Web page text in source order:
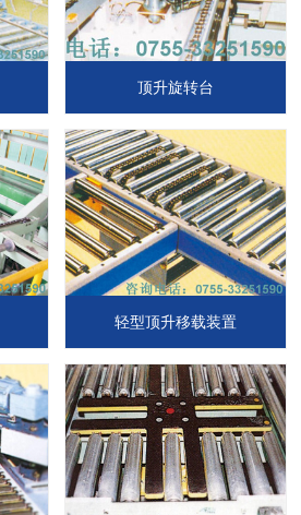
顶升旋转台
轻型顶升移载装置